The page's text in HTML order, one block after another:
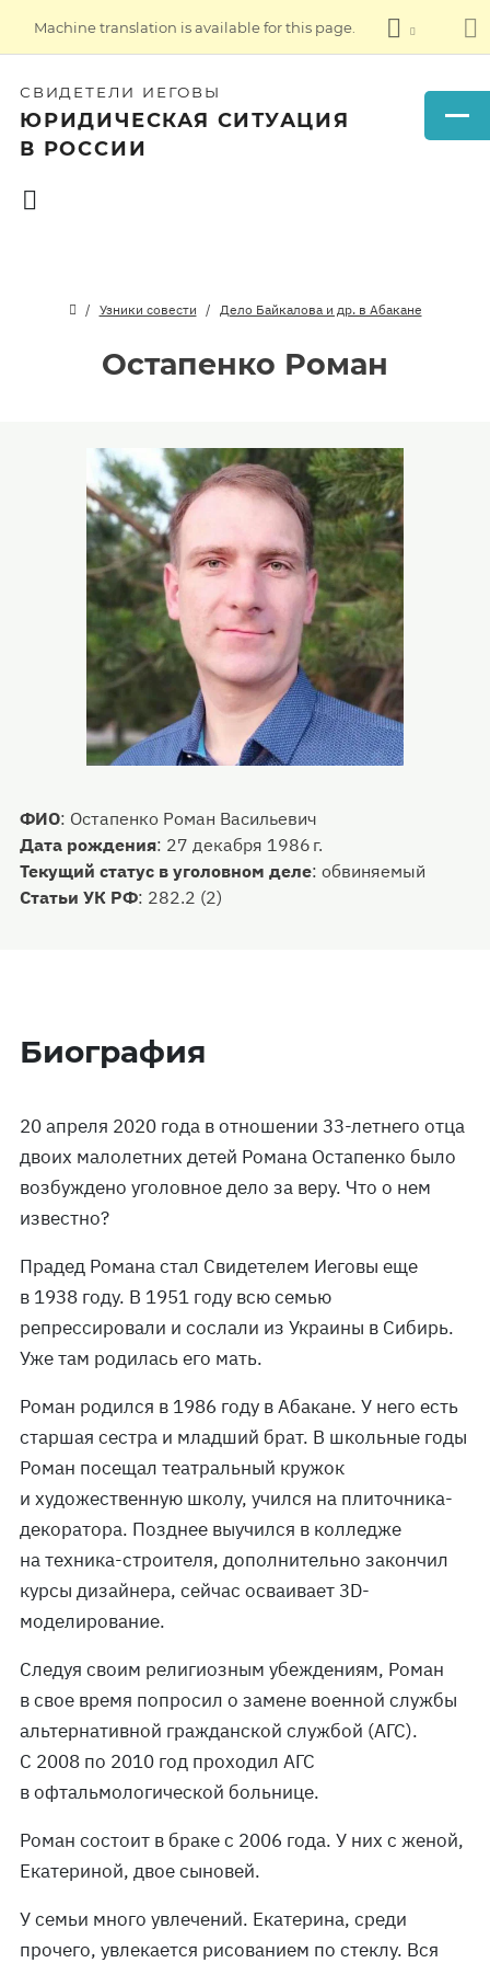
Machine translation is available for this page.
СВИДЕТЕЛИ ИЕГОВЫ
ЮРИДИЧЕСКАЯ СИТУАЦИЯ
В РОССИИ
Узники совести Дело Байкалова и др. в Абакане
Остапенко Роман
ФИО: Остапенко Роман Васильевич
Дата рождения: 27 декабря 1986 г.
Текущий статус в уголовном деле: обвиняемый
Статьи УК РФ: 282.2 (2)
Биография
20 апреля 2020 года в отношении 33-летнего отца
двоих малолетних детей Романа Остапенко было
возбуждено уголовное дело за веру. Что о нем
известно?
Прадед Романа стал Свидетелем Иеговы еще
в 1938 году. В 1951 году всю семью
репрессировали и сослали из Украины в Сибирь.
Уже там родилась его мать.
Роман родился в 1986 году в Абакане. У него есть
старшая сестра и младший брат. В школьные годы
Роман посещал театральный кружок
и художественную школу, учился на плиточника-
декоратора. Позднее выучился в колледже
на техника-строителя, дополнительно закончил
курсы дизайнера, сейчас осваивает 3D-
моделирование.
Следуя своим религиозным убеждениям, Роман
в свое время попросил о замене военной службы
альтернативной гражданской службой (АГС).
С 2008 по 2010 год проходил АГС
в офтальмологической больнице.
Роман состоит в браке с 2006 года. У них с женой,
Екатериной, двое сыновей.
У семьи много увлечений. Екатерина, среди
прочего, увлекается рисованием по стеклу. Вся